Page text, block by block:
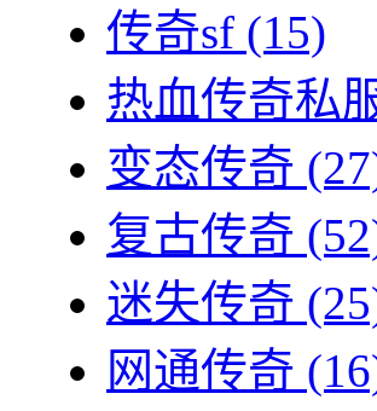
传奇sf (15)
热血传奇私
变态传奇
复古传奇
迷失传奇
网通传奇